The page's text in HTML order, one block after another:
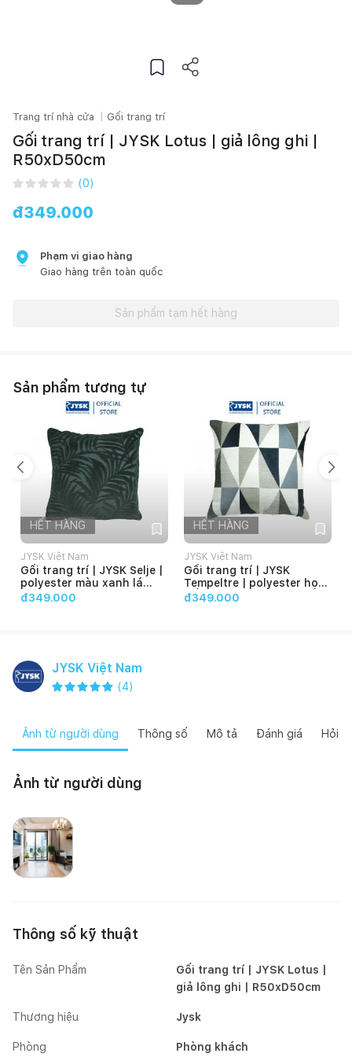
Trang trí nhà cửa Gối trang trí
Gối trang trí | JYSK Lotus | giả lông ghi |
R50xD50cm
(0)
đ349.000
Phạm vi giao hàng
Giao hàng trên toàn quốc
Sản phẩm tạm hết hàng
Sản phẩm tương tự
HẾT HÀNG
JYSK Việt Nam
Gối trang trí | JYSK Selje |
polyester màu xanh lá
đậm | 45x45cm
đ349.000
HẾT HÀNG
JYSK Việt Nam
Gối trang trí | JYSK
Tempeltre | polyester họa
tiết tam giác màu
đ349.000
JYSK Việt Nam
(4)
Ảnh từ người dùng Thông số Mô tả Đánh giá Hỏi
Ảnh từ người dùng
Happynest
Thông số kỹ thuật
Tên Sản Phẩm
Gối trang trí | JYSK Lotus |
giả lông ghi | R50xD50cm
Thương hiệu Jysk
Phòng Phòng khách